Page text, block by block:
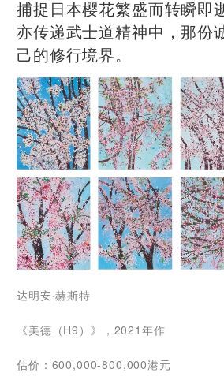
捕捉日本樱花繁盛而转瞬即
亦传递武士道精神中，那份
己的修行境界。
达明安·赫斯特
《美德（H9）》，2021年作
估价：600,000-800,000港元